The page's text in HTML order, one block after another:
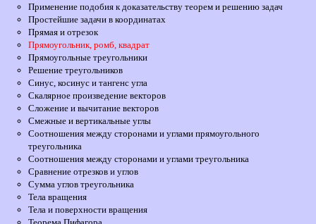
Применение подобия к доказательству теорем и решению задач
Простейшие задачи в координатах
Прямая и отрезок
Прямоугольник, ромб, квадрат
Прямоугольные треугольники
Решение треугольников
Синус, косинус и тангенс угла
Скалярное произведение векторов
Сложение и вычитание векторов
Смежные и вертикальные углы
Соотношения между сторонами и углами прямоугольного
треугольника
Соотношения между сторонами и углами треугольника
Сравнение отрезков и углов
Сумма углов треугольника
Тела вращения
Тела и поверхности вращения